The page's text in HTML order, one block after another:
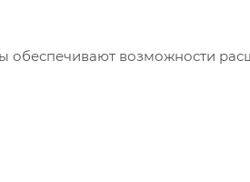
обеспечивают возможности